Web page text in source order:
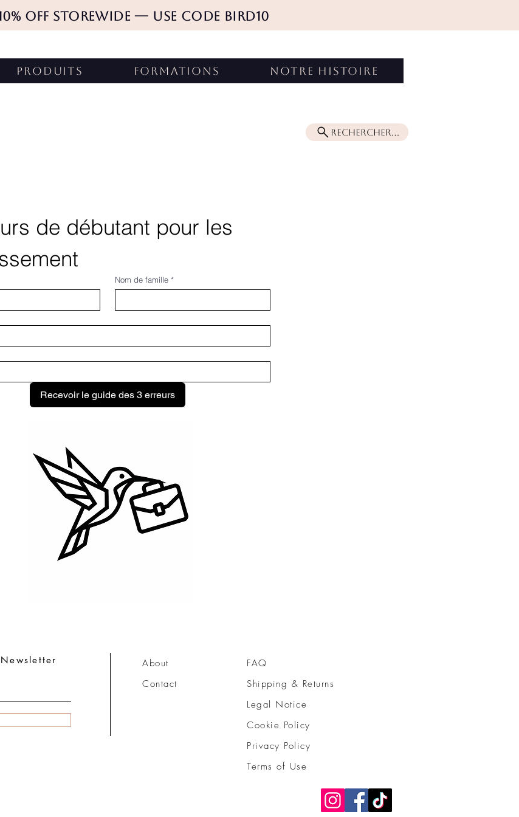
Off Storewide — Use Code BIRD10
produits FORMATIONS NOTRE HISTOIRE
Rechercher...
de débutant pour les
Nom de famille *
Recevoir le guide des 3 erreurs
About
Contact
FAQ
Shipping & Returns
Legal Notice
Cookie Policy
Privacy Policy
Terms of Use